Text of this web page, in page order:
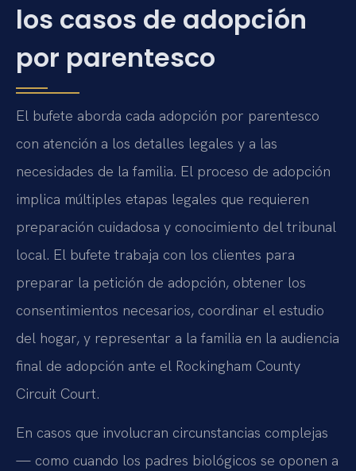
los casos de adopción
por parentesco
El bufete aborda cada adopción por parentesco
con atención a los detalles legales y a las
necesidades de la familia. El proceso de adopción
implica múltiples etapas legales que requieren
preparación cuidadosa y conocimiento del tribunal
local. El bufete trabaja con los clientes para
preparar la petición de adopción, obtener los
consentimientos necesarios, coordinar el estudio
del hogar, y representar a la familia en la audiencia
final de adopción ante el Rockingham County
Circuit Court.
En casos que involucran circunstancias complejas
— como cuando los padres biológicos se oponen a